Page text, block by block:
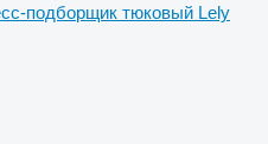
подборщик тюковый Lely